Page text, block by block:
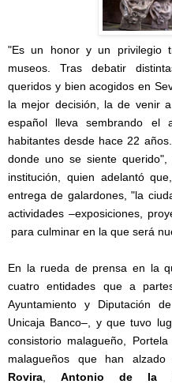
"Es un honor y un privilegio
museos. Tras debatir
queridos y bien acogidos en
la mejor decisión, la de venir
español lleva sembrando el
habitantes desde hace 22
donde uno se siente
institución, quien adelantó
entrega de galardones, "la
actividades –exposiciones,
para culminar en la que será
En la rueda de prensa en la
cuatro entidades que a
Ayuntamiento y Diputación
Unicaja Banco–, y que tuvo
consistorio malagueño,
malagueños que han
Rovira
Antonio de la